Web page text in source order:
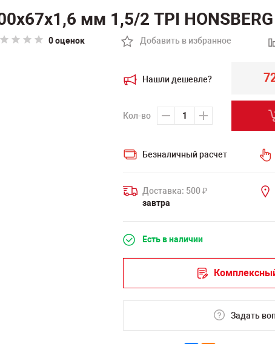
мм 1,5/2 TPI HONSBERG
0 оценок Добавить в избранное
Нашли дешевле?
Кол-во
Безналичный расчет
Доставка: 500 ₽
завтра
Есть в наличии
Задать